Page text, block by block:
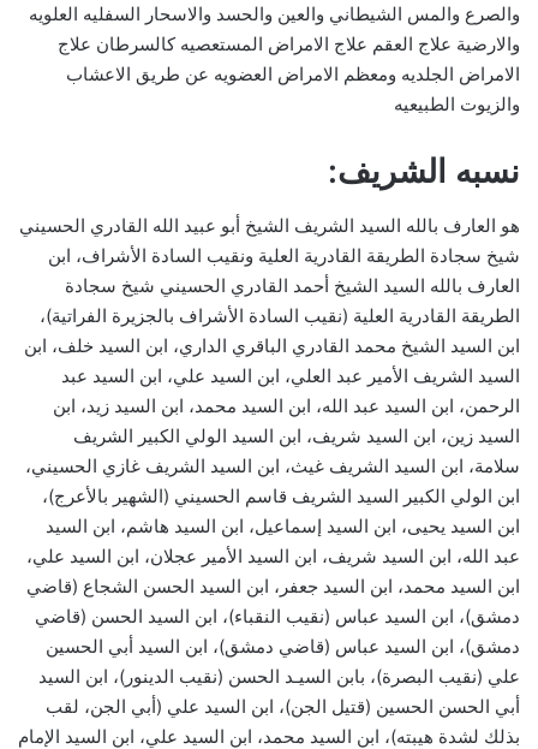
والصرع والمس الشيطاني والعين والحسد والاسحار السفليه العلويه
والارضية علاج العقم علاج الامراض المستعصيه كالسرطان علاج
الامراض الجلديه ومعظم الامراض العضويه عن طريق الاعشاب
والزيوت الطبيعيه
نسبه الشريف:
هو العارف بالله السيد الشريف الشيخ أبو عبيد الله القادري الحسيني
شيخ سجادة الطريقة القادرية العلية ونقيب السادة الأشراف، ابن
العارف بالله السيد الشيخ أحمد القادري الحسيني شيخ سجادة
الطريقة القادرية العلية (نقيب السادة الأشراف بالجزيرة الفراتية)،
ابن السيد الشيخ محمد القادري الباقري الداري، ابن السيد خلف، ابن
السيد الشريف الأمير عبد العلي، ابن السيد علي، ابن السيد عبد
الرحمن، ابن السيد عبد الله، ابن السيد محمد، ابن السيد زيد، ابن
السيد زين، ابن السيد شريف، ابن السيد الولي الكبير الشريف
سلامة، ابن السيد الشريف غيث، ابن السيد الشريف غازي الحسيني،
ابن الولي الكبير السيد الشريف قاسم الحسيني (الشهير بالأعرج)،
ابن السيد يحيى، ابن السيد إسماعيل، ابن السيد هاشم، ابن السيد
عبد الله، ابن السيد شريف، ابن السيد الأمير عجلان، ابن السيد علي،
ابن السيد محمد، ابن السيد جعفر، ابن السيد الحسن الشجاع (قاضي
دمشق)، ابن السيد عباس (نقيب النقباء)، ابن السيد الحسن (قاضي
دمشق)، ابن السيد عباس (قاضي دمشق)، ابن السيد أبي الحسين
علي (نقيب البصرة)، بابن السيـد الحسن (نقيب الدينور)، ابن السيد
أبي الحسن الحسين (قتيل الجن)، ابن السيد علي (أبي الجن، لقب
بذلك لشدة هيبته)، ابن السيد محمد، ابن السيد علي، ابن السيد الإمام